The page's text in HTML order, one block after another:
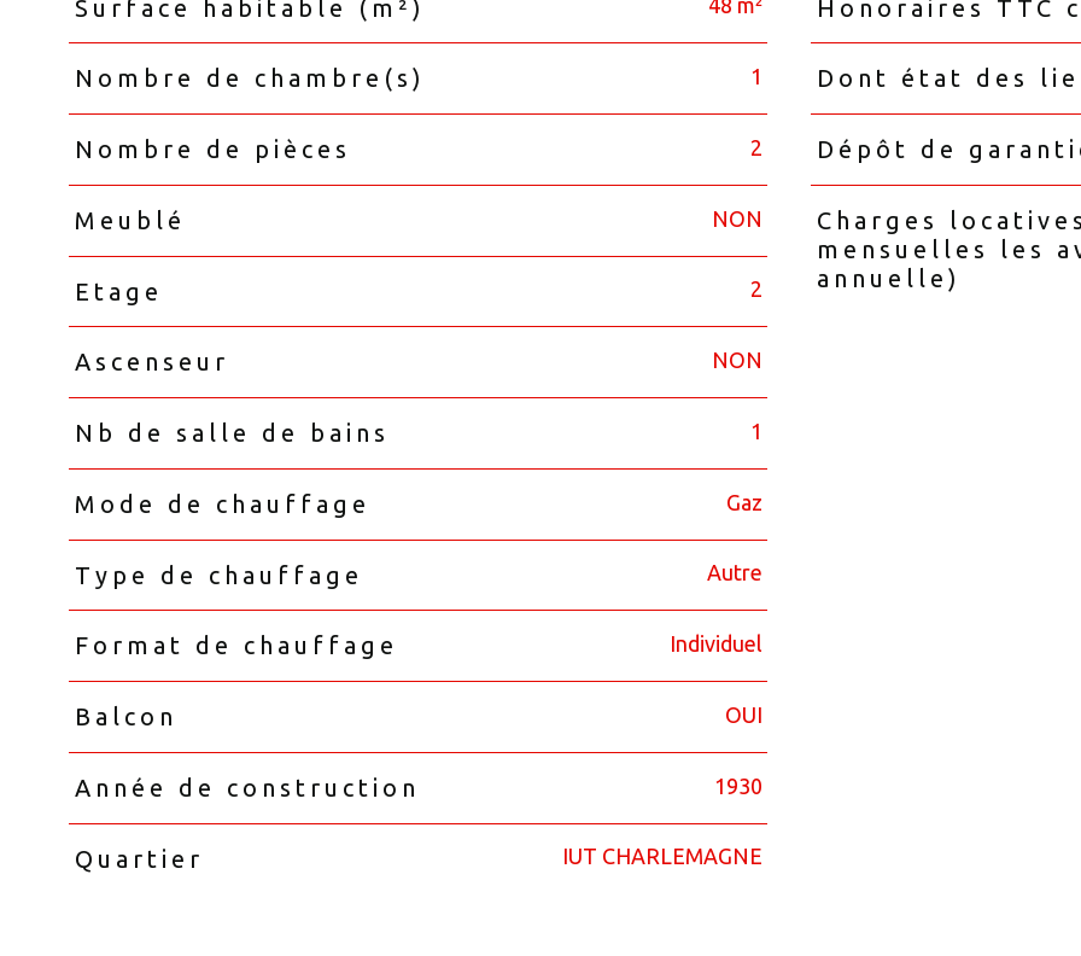
Surface habitable (m²) 48 m²
Nombre de chambre(s) 1
Nombre de pièces 2
Meublé NON
Etage 2
Ascenseur NON
Nb de salle de bains 1
Mode de chauffage Gaz
Type de chauffage Autre
Format de chauffage Individuel
Balcon OUI
Année de construction 1930
Quartier IUT CHARLEMAGNE
Honoraires TTC
Dont état des
Dépôt de
Charges
mensuelles les
annuelle)